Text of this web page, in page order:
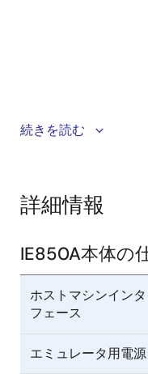
この動画では、
客様がどのエミュレ
て、詳しく紹介してお
続きを読む
詳細情報
IE850A本体の
ホストマシンインタ
フェース
エミュレータ用電源